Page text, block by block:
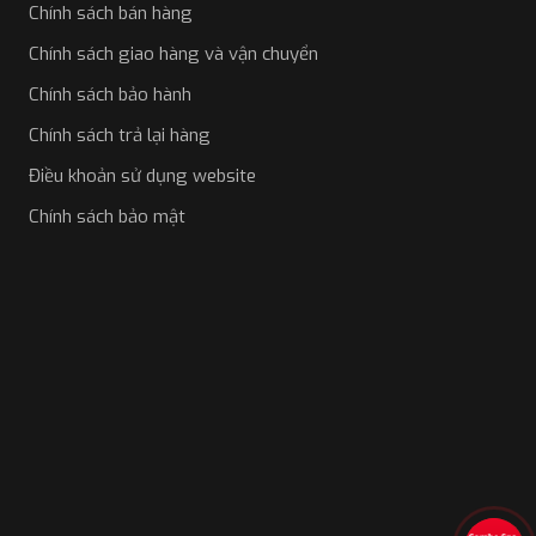
Signature
Khi lựa chọn cài đặt thiết bị Android Box Safeview thì
màn hình nguyên bản sẽ có giao diện hiển thị hoàn tới
Signature cung cấp đầy đủ thông tin và tiện ích khi sử
dụng.
Giao diện thiết kế độc quyền SAFEVIEW Signature
Chính sách bán hàng
Chính sách giao hàng và vận chuyển
Chính sách bảo hành
Chính sách trả lại hàng
Điều khoản sử dụng website
Chính sách bảo mật